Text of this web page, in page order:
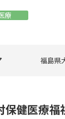
療
福島県
保健医療